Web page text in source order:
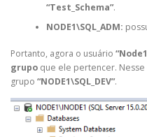
“Test_Schema”.
NODE1\SQL_ADM:
Portanto, agora o usuário
grupo que ele pertencer. Nesse
grupo “NODE1\SQL_DEV”.